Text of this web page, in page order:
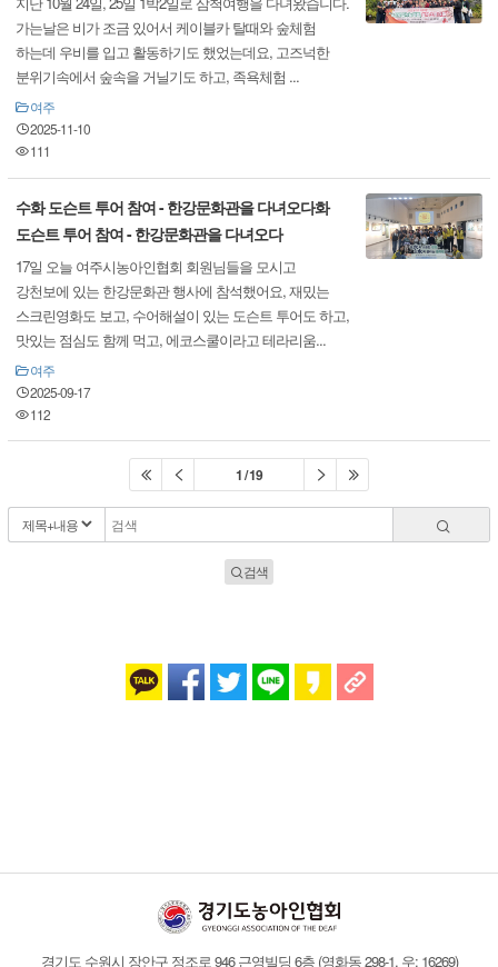
가는날은 비가 조금 있어서 케이블카 탈때와 숲체험
하는데 우비를 입고 활동하기도 했었는데요, 고즈넉한
분위기속에서 숲속을 거닐기도 하고, 족욕체험 ...
여주
2025-11-10
111
수화 도슨트 투어 참여 - 한강문화관을 다녀오다화
도슨트 투어 참여 - 한강문화관을 다녀오다
17일 오늘 여주시농아인협회 회원님들을 모시고
강천보에 있는 한강문화관 행사에 참석했어요, 재밌는
스크린영화도 보고, 수어해설이 있는 도슨트 투어도 하고,
맛있는 점심도 함께 먹고, 에코스쿨이라고 테라리움...
여주
2025-09-17
112
1 / 19
검색
경기도 수원시 장안구 정조로 946 근영빌딩 6층 (영화동 298-1, 우: 16269)